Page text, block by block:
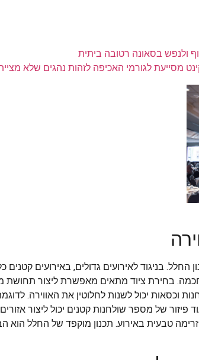
ולנפש בסאונה רטובה ביתית
מסייעת לגורמי האכיפה לזהות נהגים שלא
החלל. בניגוד לאירועים גדולים, באירועים
בחירת ציוד מתאים מאפשרת ליצור תחושת
וכסאות יכול לשנות לחלוטין את האווירה.
של מספר שולחנות קטנים יכול ליצור
טבעית באירוע. תכנון מוקפד של החלל הוא